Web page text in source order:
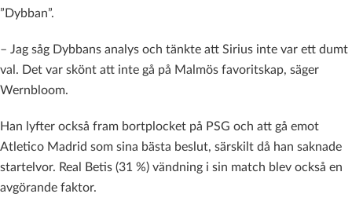
”Dybban”.
– Jag såg Dybbans analys och tänkte att Sirius inte var ett dumt
val. Det var skönt att inte gå på Malmös favoritskap, säger
Wernbloom.
Han lyfter också fram bortplocket på PSG och att gå emot
Atletico Madrid som sina bästa beslut, särskilt då han saknade
startelvor. Real Betis (31 %) vändning i sin match blev också en
avgörande faktor.